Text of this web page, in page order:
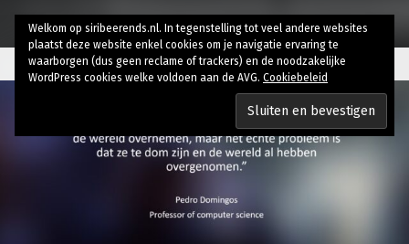
Welkom op siribeerends.nl. In tegenstelling tot veel andere websites
plaatst deze website enkel cookies om je navigatie ervaring te
waarborgen (dus geen reclame of trackers) en de noodzakelijke
WordPress cookies welke voldoen aan de AVG. Cookiebeleid